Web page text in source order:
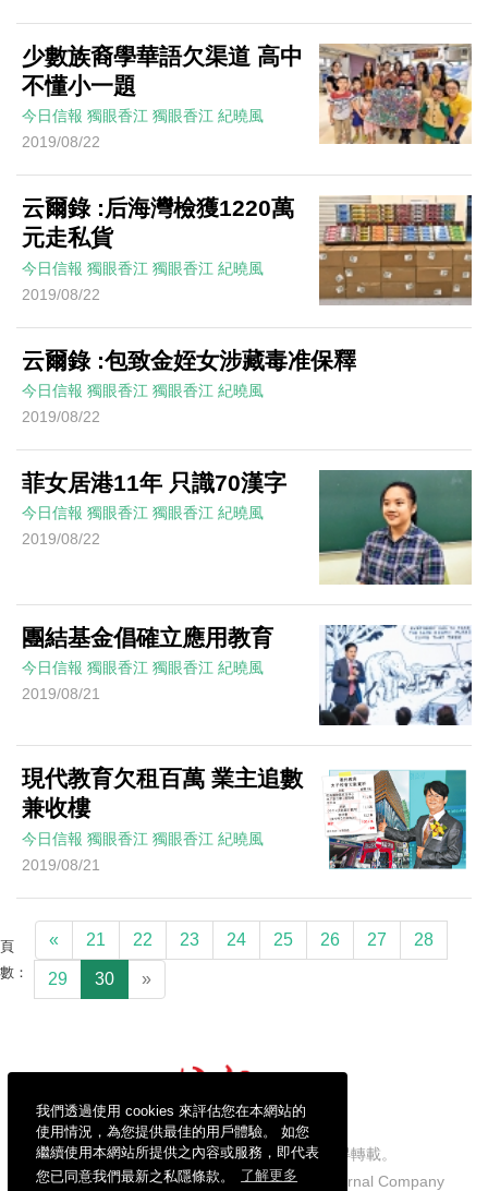
我們透過使用 cookies 來評估您在本網站的
使用情況，為您提供最佳的用戶體驗。 如您
繼續使用本網站所提供之內容或服務，即代表
您已同意我們最新之私隱條款。
了解更多
少數族裔學華語欠渠道 高中
不懂小一題
今日信報 獨眼香江 獨眼香江 紀曉風
2019/08/22
云爾錄 :后海灣檢獲1220萬
元走私貨
今日信報 獨眼香江 獨眼香江 紀曉風
2019/08/22
云爾錄 :包致金姪女涉藏毒准保釋
今日信報 獨眼香江 獨眼香江 紀曉風
2019/08/22
菲女居港11年 只識70漢字
今日信報 獨眼香江 獨眼香江 紀曉風
2019/08/22
團結基金倡確立應用教育
今日信報 獨眼香江 獨眼香江 紀曉風
2019/08/21
現代教育欠租百萬 業主追數
兼收樓
今日信報 獨眼香江 獨眼香江 紀曉風
2019/08/21
頁
數：
« 21 22 23 24 25 26 27 28
29 30 »
信報財經新聞有限公司版權所有，不得轉載。
Copyright © 2026 Hong Kong Economic Journal Company